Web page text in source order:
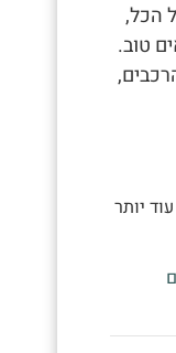
הכל,
טוב.
יותר